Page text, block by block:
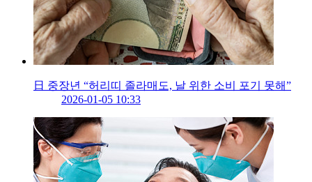
日 중장년 “허리띠 졸라매도, 날 위한 소비 포기 못해”
2026-01-05 10:33